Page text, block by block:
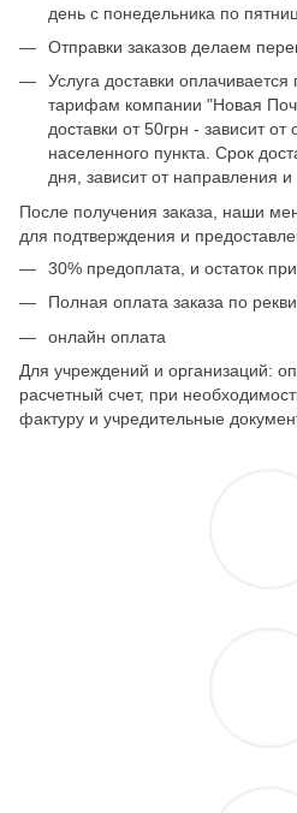
день с понедельника по
Отправки заказов делаем
Услуга доставки
тарифам компании "Новая
доставки от 50грн - зависит
населенного пункта. Срок
дня, зависит от направления и
После получения заказа, наши
для подтверждения и
30% предоплата, и остаток
Полная оплата заказа по
онлайн оплата
Для учреждений и организаций:
расчетный счет, при
фактуру и учредительные